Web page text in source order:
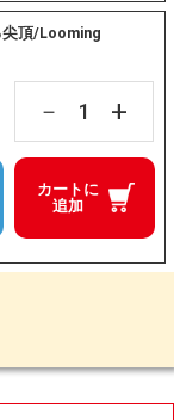
尖頂/Looming
－ +
カートに
追加